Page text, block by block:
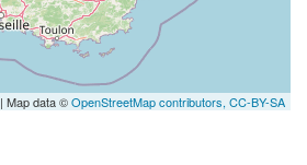
| Map data ©OpenStreetMap contributors, CC-BY-SA